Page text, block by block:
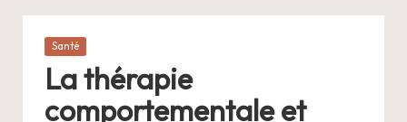
-
V
i
v
Posted
Santé
La thérapie
comportementale et